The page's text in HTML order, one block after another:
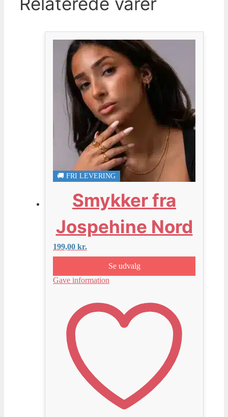
🚚 FRI LEVERING
Smykker fra
Jospehine Nord
199,00 kr.
Se udvalg
Gave information